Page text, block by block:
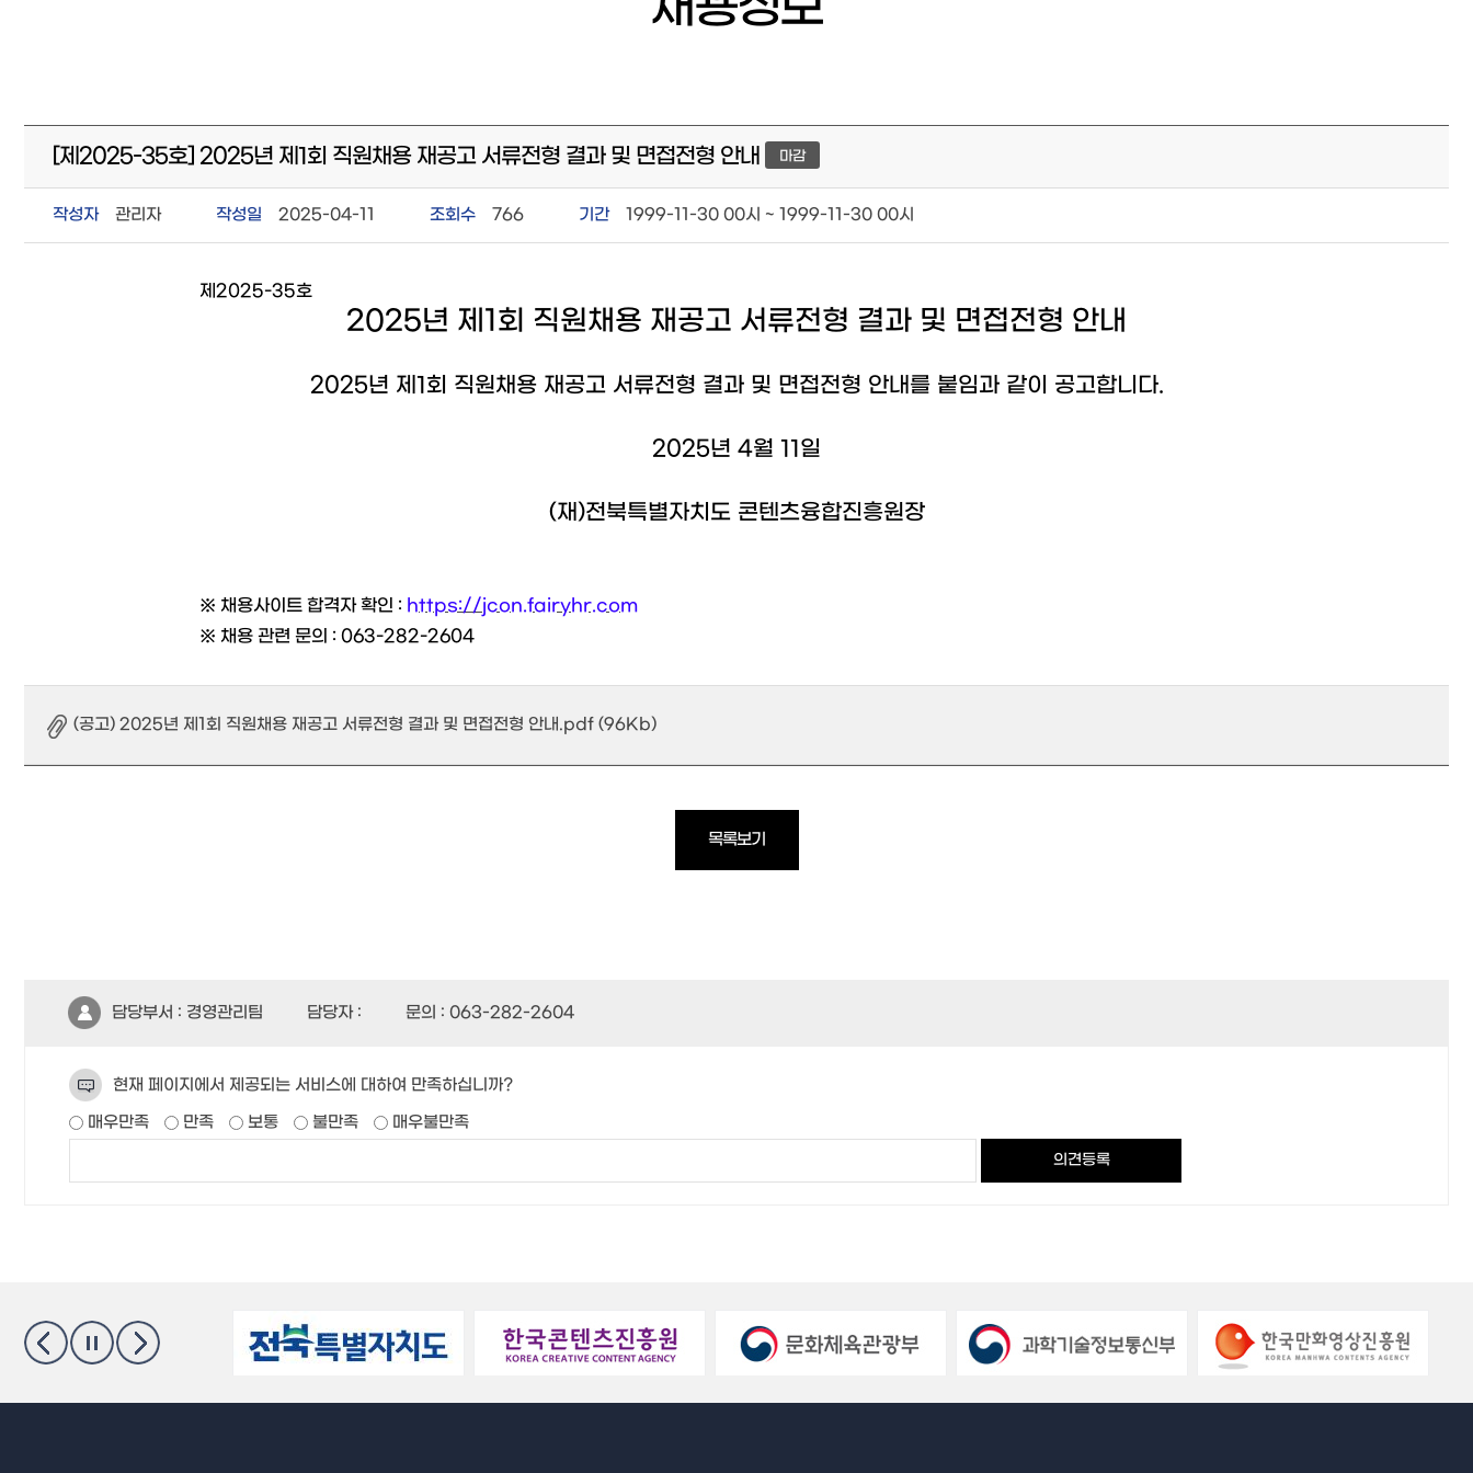
[제2025-35호] 2025년 제1회 직원채용 재공고 서류전형 결과 및 면접전형 안내 마감
작성자 관리자 작성일 2025-04-11 조회수 766 기간 1999-11-30 00시 ~ 1999-11-30 00시
제2025-35호
2025년 제1회 직원채용 재공고 서류전형 결과 및 면접전형 안내
2025년 제1회 직원채용 재공고 서류전형 결과 및 면접전형 안내를 붙임과 같이 공고합니다.
2025년 4월 11일
(재)전북특별자치도 콘텐츠융합진흥원장
※ 채용사이트 합격자 확인 : https://jcon.fairyhr.com
※ 채용 관련 문의 : 063-282-2604
(공고) 2025년 제1회 직원채용 재공고 서류전형 결과 및 면접전형 안내.pdf (96Kb)
목록보기
담당부서 : 경영관리팀 담당자 : 문의 : 063-282-2604
현재 페이지에서 제공되는 서비스에 대하여 만족하십니까?
매우만족
만족 보통 불만족 매우불만족